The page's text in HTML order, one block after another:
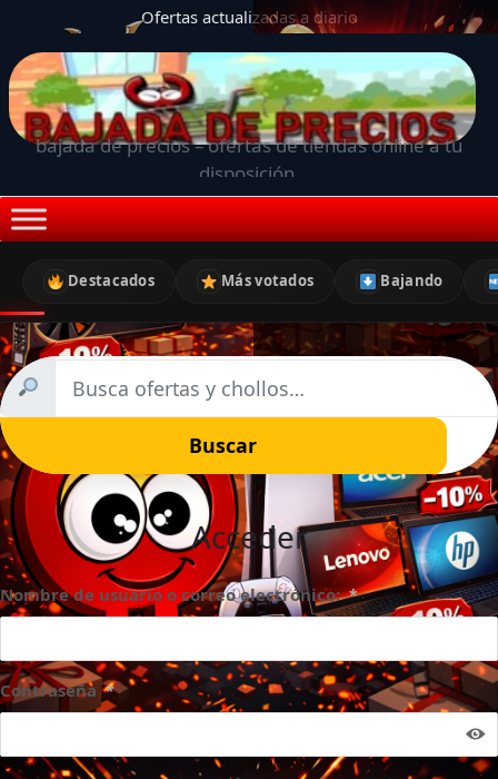
Ofertas actualizadas a diario
bajada de precios – ofertas de tiendas online a tu
disposición.
Destacados Más votados Bajando
Buscar
Acceder
Nombre de usuario o correo electrónico: *
Contraseña *